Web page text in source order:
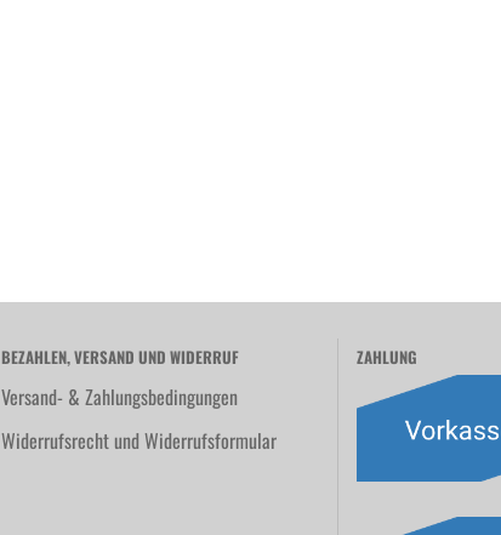
BEZAHLEN, VERSAND UND WIDERRUF
Versand- & Zahlungsbedingungen
Widerrufsrecht und Widerrufsformular
ZAHLUNG